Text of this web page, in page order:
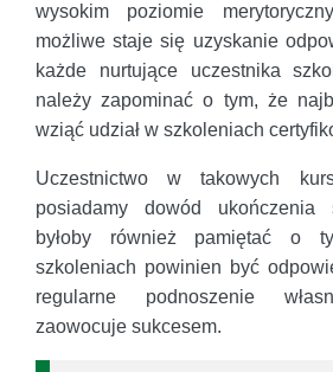
wysokim poziomie
możliwe staje się uzyskanie
każde nurtujące uczestnika
należy zapominać o tym, że
wziąć udział w szkoleniach
Uczestnictwo w takowych
posiadamy dowód ukończenia
byłoby również pamiętać o
szkoleniach powinien być
regularne podnoszenie
zaowocuje sukcesem.